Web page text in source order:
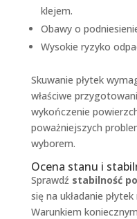
klejem.
Obawy o
Wysokie ryzyko
Skuwanie płytek
właściwe
wykończenie
poważniejszych
wyborem.
Ocena stanu i
Sprawdź stabilność
się na układanie
Warunkiem